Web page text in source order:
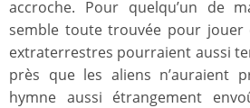
accroche. Pour quelqu’un de
semble toute trouvée pour jouer
extraterrestres pourraient aussi
près que les aliens n’auraient
hymne aussi étrangement